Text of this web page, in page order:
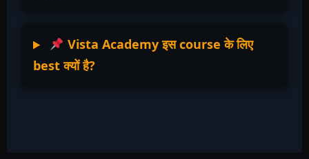
Vista Academy इस course के लिए
best क्यों है?